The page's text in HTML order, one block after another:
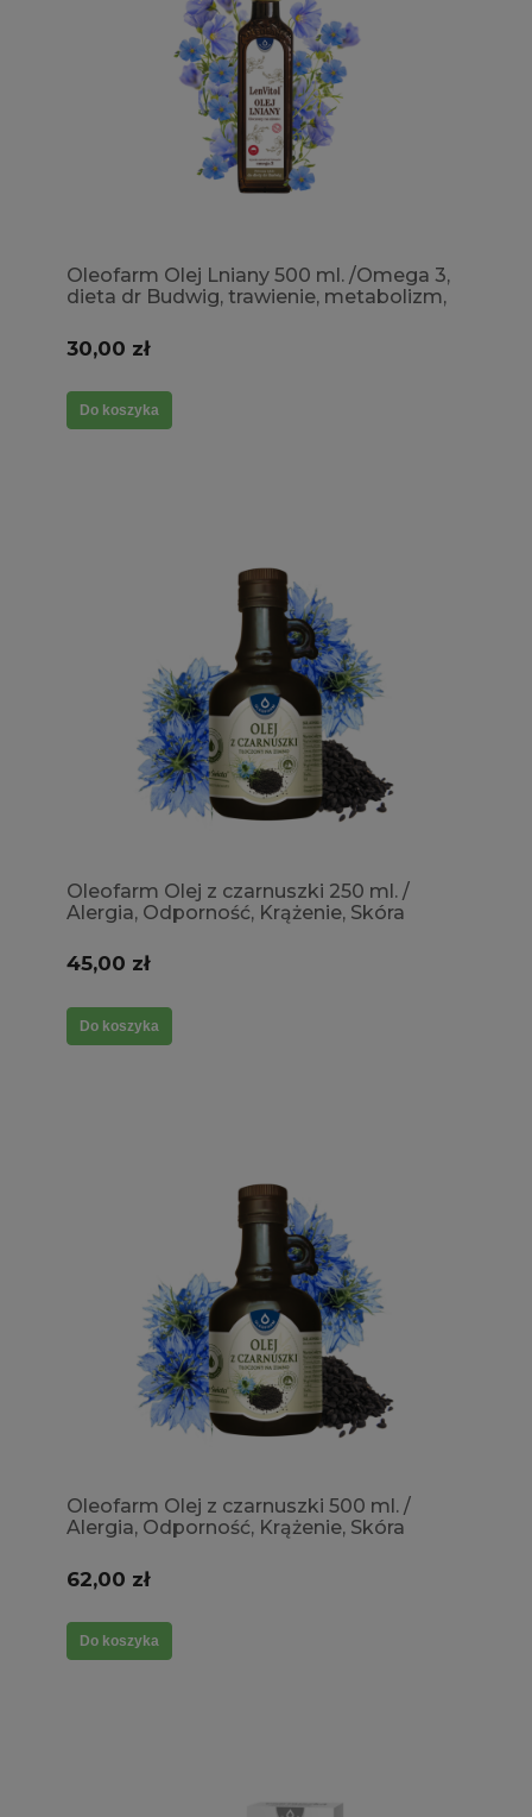
Oleofarm Olej Lniany 500 ml. /Omega 3,
dieta dr Budwig, trawienie, metabolizm,
30,00 zł
Do koszyka
Oleofarm Olej z czarnuszki 250 ml. /
Alergia, Odporność, Krążenie, Skóra
45,00 zł
Do koszyka
Oleofarm Olej z czarnuszki 500 ml. /
Alergia, Odporność, Krążenie, Skóra
62,00 zł
Do koszyka